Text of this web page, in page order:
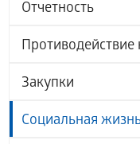
Отчетность
Противодействие
Закупки
Социальная